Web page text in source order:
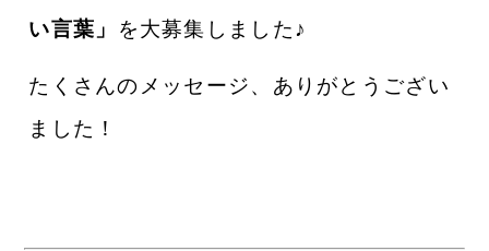
い言葉 」 を大募集しました♪
たくさんのメッセージ、ありがとうござい
ました！